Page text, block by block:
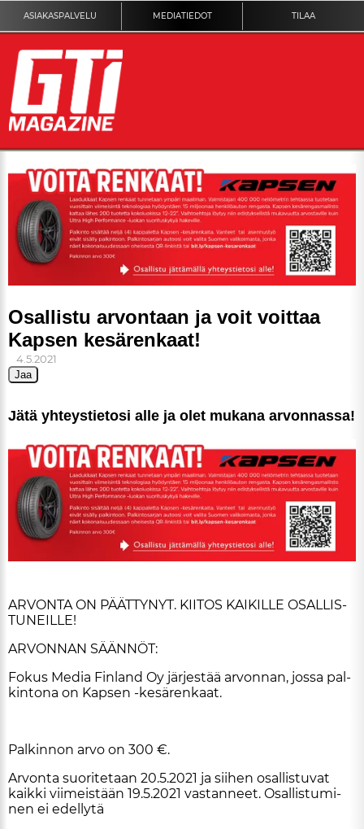
ASIAKASPALVELU MEDIATIEDOT TILAA
ETUSIVU
DIGILEHTI
KUVAT
TEKNIIKKA
Osallistu arvontaan ja voit voittaa
Kapsen kesärenkaat!
4.5.2021
Jaa
Jätä yh­teys­tie­to­si al­le ja olet mu­ka­na ar­von­nas­sa!
AR­VON­TA ON PÄÄT­TY­NYT. KII­TOS KAI­KIL­LE OSAL­LIS­
TU­NEIL­LE!
AR­VON­NAN SÄÄN­NÖT:
Fo­kus Me­dia Fin­land Oy jär­jes­tää ar­von­nan, jos­sa pal­
kin­to­na on Kap­sen -ke­sä­ren­kaat.
Pal­kin­non ar­vo on 300 €.
Ar­von­ta suo­ri­te­taan 20.5.2021 ja sii­hen osal­lis­tu­vat
kaik­ki vii­meis­tään 19.5.2021 vas­tan­neet. Osal­lis­tu­mi­
nen ei edel­ly­tä